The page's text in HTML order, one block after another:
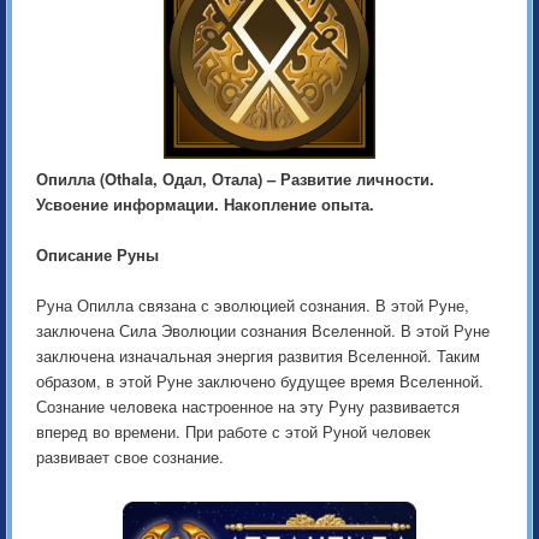
Опилла (Othala, Одал, Отала) – Развитие личности.
Усвоение информации. Накопление опыта.
Описание Руны
Руна Опилла связана с эволюцией сознания. В этой Руне,
заключена Сила Эволюции сознания Вселенной. В этой Руне
заключена изначальная энергия развития Вселенной. Таким
образом, в этой Руне заключено будущее время Вселенной.
Сознание человека настроенное на эту Руну развивается
вперед во времени. При работе с этой Руной человек
развивает свое сознание.